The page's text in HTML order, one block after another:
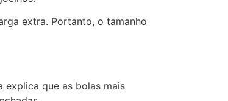
extra. Portanto, o tamanho
explica que as bolas mais